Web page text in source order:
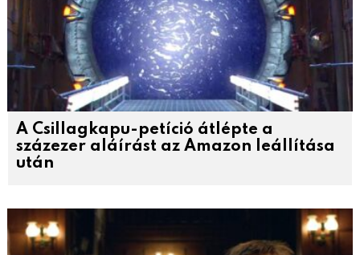
A Csillagkapu-petíció átlépte a
százezer aláírást az Amazon leállítása
után